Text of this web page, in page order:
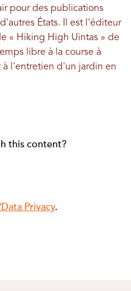
pour des publications
États. Il est l'éditeur
« Hiking High Uintas » de
libre à la course à
l'entretien d'un jardin en